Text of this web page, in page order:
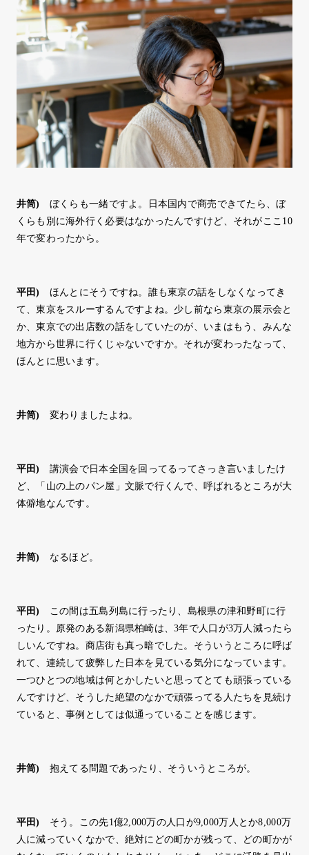
井筒)
ぼくらも一緒ですよ。日本国内で商売できてたら、ぼ
くらも別に海外行く必要はなかったんですけど、それがここ10
年で変わったから。
平田)
ほんとにそうですね。誰も東京の話をしなくなってき
て、東京をスルーするんですよね。少し前なら東京の展示会と
か、東京での出店数の話をしていたのが、いまはもう、みんな
地方から世界に行くじゃないですか。それが変わったなって、
ほんとに思います。
井筒) 変わりましたよね。
平田)
講演会で日本全国を回ってるってさっき言いましたけ
ど、「山の上のパン屋」文脈で行くんで、呼ばれるところが大
体僻地なんです。
井筒) なるほど。
平田)
この間は五島列島に行ったり、島根県の津和野町に行
ったり。原発のある新潟県柏崎は、3年で人口が3万人減ったら
しいんですね。商店街も真っ暗でした。そういうところに呼ば
れて、連続して疲弊した日本を見ている気分になっています。
一つひとつの地域は何とかしたいと思ってとても頑張っている
んですけど、そうした絶望のなかで頑張ってる人たちを見続け
ていると、事例としては似通っていることを感じます。
井筒) 抱えてる問題であったり、そういうところが。
平田)
そう。この先1億2,000万の人口が9,000万人とか8,000万
人に減っていくなかで、絶対にどの町かが残って、どの町かが